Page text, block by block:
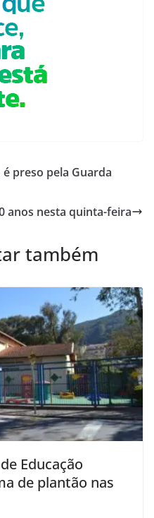
preso pela Guarda
anos nesta quinta-feira
também
Educação
de plantão nas